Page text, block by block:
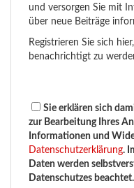
und versorgen Sie mit
über neue Beiträge
Registrieren Sie sich
benachrichtigt zu
Sie erklären sich
zur Bearbeitung Ihres
Informationen und
Datenschutzerklärung.
Daten werden
Datenschutzes beachtet.